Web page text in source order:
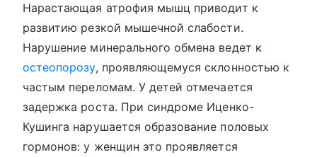
Нарастающая атрофия мышц приводит к
развитию резкой мышечной слабости.
Нарушение минерального обмена ведет к
остеопорозу, проявляющемуся склонностью к
частым переломам. У детей отмечается
задержка роста. При синдроме Иценко-
Кушинга нарушается образование половых
гормонов: у женщин это проявляется